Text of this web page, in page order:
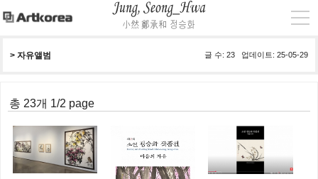
글 수: 23 업데이트: 25-05-29
> 자유앨범
총 23개 1/2 page